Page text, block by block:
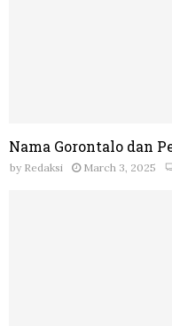
Nama Gorontalo dan
by Redaksi March 3, 2025